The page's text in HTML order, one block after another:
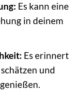
Es kann eine
in deinem
Es erinnert
und